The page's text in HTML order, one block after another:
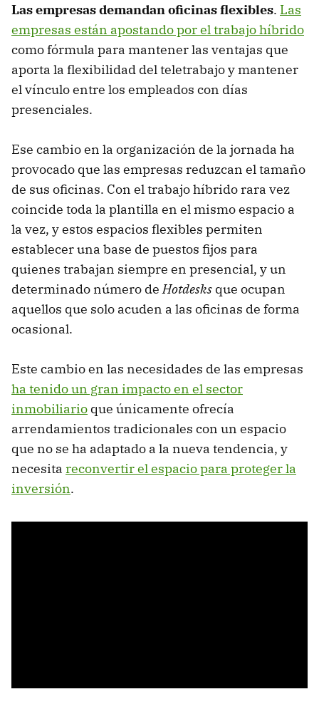
Las empresas demandan oficinas flexibles. Las
empresas están apostando por el trabajo híbrido
como fórmula para mantener las ventajas que
aporta la flexibilidad del teletrabajo y mantener
el vínculo entre los empleados con días
presenciales.
Ese cambio en la organización de la jornada ha
provocado que las empresas reduzcan el tamaño
de sus oficinas. Con el trabajo híbrido rara vez
coincide toda la plantilla en el mismo espacio a
la vez, y estos espacios flexibles permiten
establecer una base de puestos fijos para
quienes trabajan siempre en presencial, y un
determinado número deHotdesks que ocupan
aquellos que solo acuden a las oficinas de forma
ocasional.
Este cambio en las necesidades de las empresas
ha tenido un gran impacto en el sector
inmobiliario que únicamente ofrecía
arrendamientos tradicionales con un espacio
que no se ha adaptado a la nueva tendencia, y
necesita reconvertir el espacio para proteger la
inversión.